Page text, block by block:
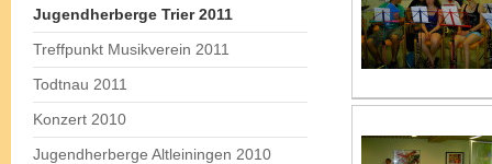
Jugendherberge Trier 2011
Treffpunkt Musikverein 2011
Todtnau 2011
Konzert 2010
Jugendherberge Altleiningen 2010